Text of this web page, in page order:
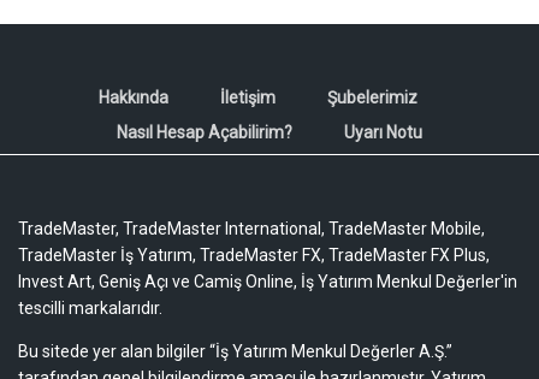
Hakkında İletişim
Şubelerimiz
Nasıl Hesap Açabilirim?
Uyarı Notu
TradeMaster, TradeMaster International, TradeMaster Mobile,
TradeMaster İş Yatırım, TradeMaster FX, TradeMaster FX Plus,
Invest Art, Geniş Açı ve Camiş Online, İş Yatırım Menkul Değerler'in
tescilli markalarıdır.
Bu sitede yer alan bilgiler “İş Yatırım Menkul Değerler A.Ş.”